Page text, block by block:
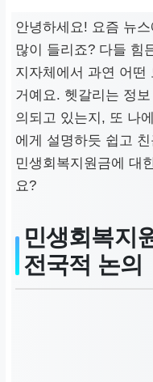
안녕하세요! 요즘 뉴스
많이 들리죠? 다들 힘
지자체에서 과연 어떤
거예요. 헷갈리는 정
의되고 있는지, 또 나
에게 설명하듯 쉽고
민생회복지원금에 대
요?
민생회복지
전국적 논의